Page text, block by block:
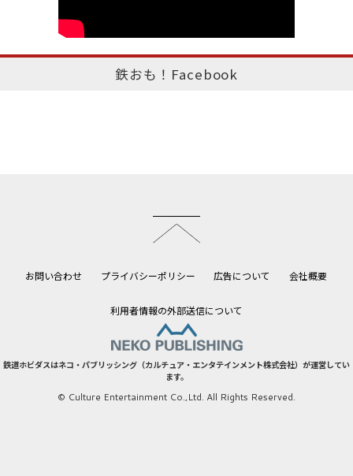
鉄おも！Facebook
お問い合わせ プライバシーポリシー 広告について 会社概要
利用者情報の外部送信について
鉄道ホビダスはネコ・パブリッシング（カルチュア・エンタテインメント株式会社）が運営してい
ます。
© Culture Entertainment Co.,Ltd. All Rights Reserved.